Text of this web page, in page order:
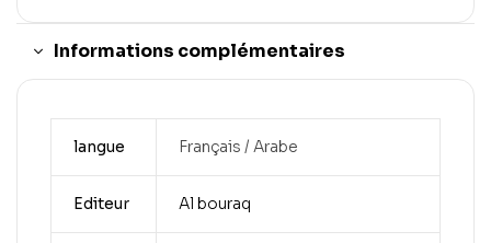
Informations complémentaires
langue Français / Arabe
Editeur Al bouraq